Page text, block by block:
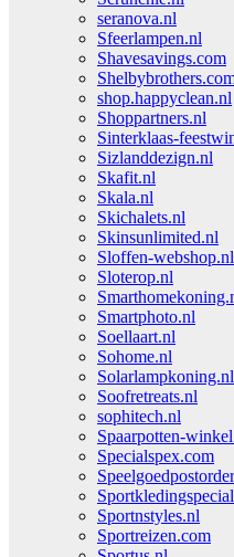
seranova.nl
Sfeerlampen.nl
Shavesavings.com
shop.happyclean.nl
Shoppartners.nl
Sinterklaas-
Sizlanddezign.nl
Skafit.nl
Skala.nl
Skichalets.nl
Skinsunlimited.nl
Sloffen-webshop.nl
Sloterop.nl
Smartphoto.nl
Soellaart.nl
Sohome.nl
Solarlampkoning.nl
Soofretreats.nl
sophitech.nl
Spaarpotten-
Specialspex.com
Sportnstyles.nl
Sportreizen.com